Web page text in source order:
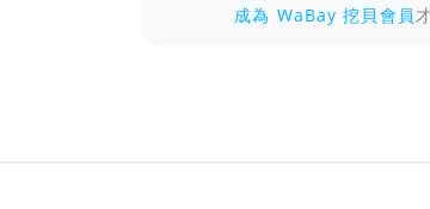
成為 WaBay 挖貝會員